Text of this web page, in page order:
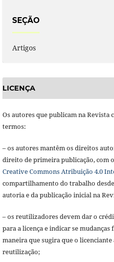
SEÇÃO
Artigos
LICENÇA
Os autores que publicam na Revista
termos:
– os autores mantêm os direitos
direito de primeira publicação, com
Creative Commons Atribuição 4.0
compartilhamento do trabalho
autoria e da publicação inicial na
– os reutilizadores devem dar o
para a licença e indicar se
maneira que sugira que o
reutilização;